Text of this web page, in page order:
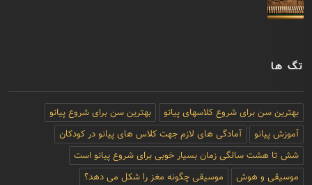
تگ ها
بهترین سن برای شروع کلاسهای پیانو
بهترین سن برای شروع پیانو
آموزش پیانو
آمادگی های لازم جهت کلاس های پیانو در کودکان
شش تا هشت سالگی زمان بسیار خوبی برای شروع پیانو است
موسیقی و هوش
موسیقی چگونه مغز را شکل می دهد؟